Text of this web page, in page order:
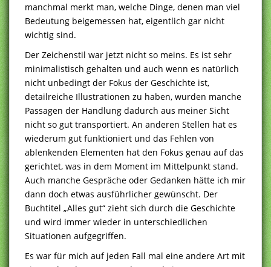
manchmal merkt man, welche Dinge, denen man viel
Bedeutung beigemessen hat, eigentlich gar nicht
wichtig sind.
Der Zeichenstil war jetzt nicht so meins. Es ist sehr
minimalistisch gehalten und auch wenn es natürlich
nicht unbedingt der Fokus der Geschichte ist,
detailreiche Illustrationen zu haben, wurden manche
Passagen der Handlung dadurch aus meiner Sicht
nicht so gut transportiert. An anderen Stellen hat es
wiederum gut funktioniert und das Fehlen von
ablenkenden Elementen hat den Fokus genau auf das
gerichtet, was in dem Moment im Mittelpunkt stand.
Auch manche Gespräche oder Gedanken hätte ich mir
dann doch etwas ausführlicher gewünscht. Der
Buchtitel „Alles gut“ zieht sich durch die Geschichte
und wird immer wieder in unterschiedlichen
Situationen aufgegriffen.
Es war für mich auf jeden Fall mal eine andere Art mit